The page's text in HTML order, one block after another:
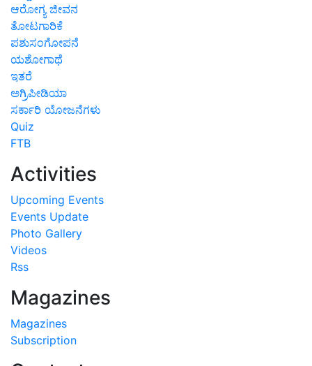
ಆರೋಗ್ಯ ಜೀವನ
ತೋಟಗಾರಿಕೆ
ಪಶುಸಂಗೋಪನೆ
ಯಶೋಗಾಥೆ
ಇತರೆ
ಅಗ್ರಿಪೀಡಿಯಾ
ಸರ್ಕಾರಿ ಯೋಜನೆಗಳು
Quiz
FTB
Activities
Upcoming Events
Events Update
Photo Gallery
Videos
Rss
Magazines
Magazines
Subscription